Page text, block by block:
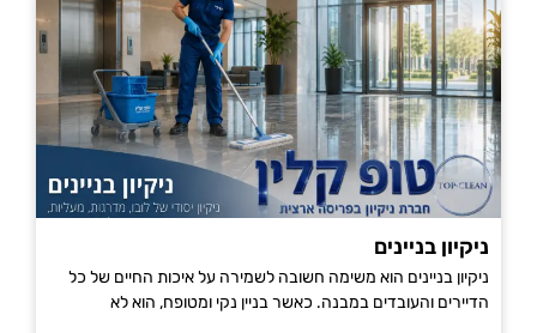
ניקיון בניינים
ניקיון בניינים הוא משימה חשובה לשמירה על איכות החיים של כל
הדיירים והעובדים במבנה. כאשר בניין נקי ומטופח, הוא לא